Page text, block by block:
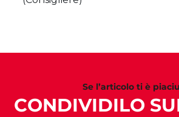
Se l’articolo ti è
CONDIVIDILO